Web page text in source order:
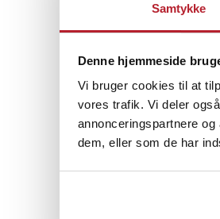
Samtykke
Denne hjemmeside
Vi bruger cookies til at
vores trafik. Vi deler
annonceringspartnere
dem, eller som de har
derhjemme eller
Specifikation
- Farve: Sort
- Kapacitet:
- Producentens
- Erstatter: MLT-
SAMSUNG